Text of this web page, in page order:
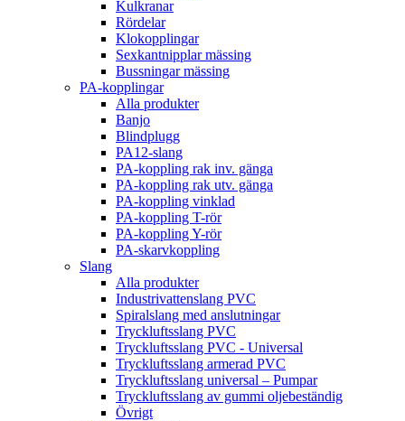
Kulkranar
Rördelar
Klokopplingar
Sexkantnipplar mässing
Bussningar mässing
PA-kopplingar
Alla produkter
Banjo
Blindplugg
PA12-slang
PA-koppling rak inv. gänga
PA-koppling rak utv. gänga
PA-koppling vinklad
PA-koppling T-rör
PA-koppling Y-rör
PA-skarvkoppling
Slang
Alla produkter
Industrivattenslang PVC
Spiralslang med anslutningar
Tryckluftsslang PVC
Tryckluftsslang PVC - Universal
Tryckluftsslang armerad PVC
Tryckluftsslang universal – Pumpar
Tryckluftsslang av gummi oljebeständig
Övrigt